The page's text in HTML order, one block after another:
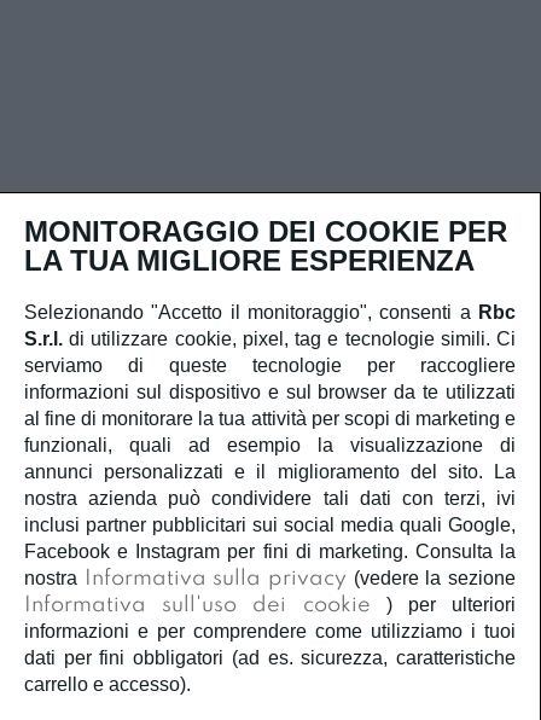
Contatti rapidi
Iscriviti alla newsletter
Ho letto e capisco la privacy policy e la cookie policy
e acconsento al trattamento dei miei dati personali.
Iscriviti
MONITORAGGIO DEI COOKIE PER
LA TUA MIGLIORE ESPERIENZA
Selezionando "Accetto il monitoraggio", consenti a Rbc
S.r.l. di utilizzare cookie, pixel, tag e tecnologie simili. Ci
serviamo di queste tecnologie per raccogliere
informazioni sul dispositivo e sul browser da te utilizzati
al fine di monitorare la tua attività per scopi di marketing e
funzionali, quali ad esempio la visualizzazione di
annunci personalizzati e il miglioramento del sito. La
nostra azienda può condividere tali dati con terzi, ivi
inclusi partner pubblicitari sui social media quali Google,
Facebook e Instagram per fini di marketing. Consulta la
nostra
Informativa sulla privacy (vedere la sezione
Informativa sull'uso dei cookie
) per ulteriori
informazioni e per comprendere come utilizziamo i tuoi
dati per fini obbligatori (ad es. sicurezza, caratteristiche
carrello e accesso).